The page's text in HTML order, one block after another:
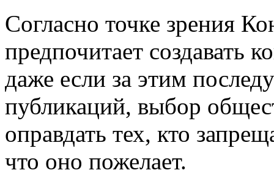
Согласно точке зрения
предпочитает создавать
даже если за этим
публикаций, выбор
оправдать тех, кто
что оно пожелает.